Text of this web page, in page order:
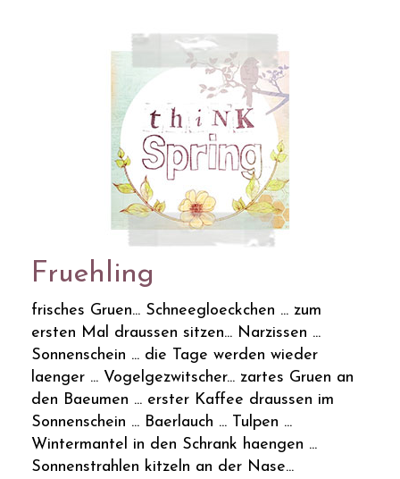
Fruehling
frisches Gruen... Schneegloeckchen ... zum
ersten Mal draussen sitzen... Narzissen ...
Sonnenschein ... die Tage werden wieder
laenger ... Vogelgezwitscher... zartes Gruen an
den Baeumen ... erster Kaffee draussen im
Sonnenschein ... Baerlauch ... Tulpen ...
Wintermantel in den Schrank haengen ...
Sonnenstrahlen kitzeln an der Nase...